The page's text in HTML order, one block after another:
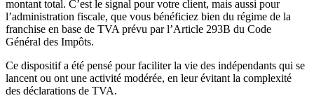
montant total. C’est le signal pour votre client, mais aussi pour
l’administration fiscale, que vous bénéficiez bien du régime de la
franchise en base de TVA prévu par l’Article 293B du Code
Général des Impôts.
Ce dispositif a été pensé pour faciliter la vie des indépendants qui se
lancent ou ont une activité modérée, en leur évitant la complexité
des déclarations de TVA.